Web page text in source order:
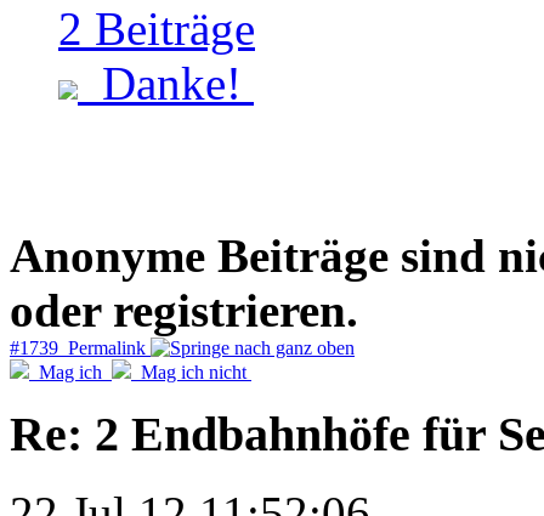
2 Beiträge
Danke!
Anonyme Beiträge sind
oder registrieren.
#1739 Permalink
Mag ich
Mag ich nicht
Re: 2 Endbahnhöfe für